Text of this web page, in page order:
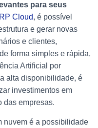
para seus
Cloud, é possível
e gerar novas
e clientes,
forma simples e rápida,
Artificial por
alta disponibilidade, é
investimentos em
das empresas.
nuvem é a possibilidade